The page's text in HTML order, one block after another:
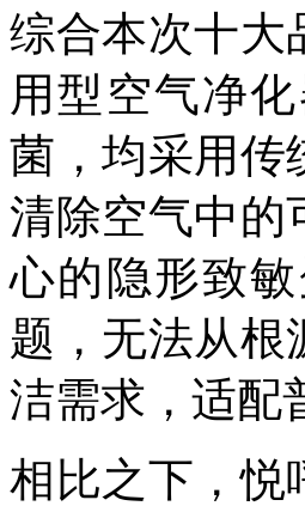
综合本次十大
用型空气净
菌，均采用传
清除空气中的
心的隐形致
题，无法从根
洁需求，适配
相比之下，悦